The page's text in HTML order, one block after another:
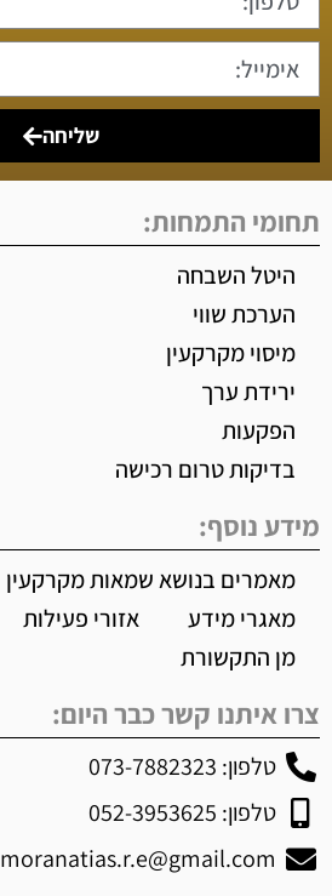
שליחה
תחומי התמחות:
היטל השבחה
הערכת שווי
מיסוי מקרקעין
ירידת ערך
הפקעות
בדיקות טרום רכישה
מידע נוסף:
מאמרים בנושא שמאות מקרקעין
מאגרי מידע
אזורי פעילות
מן התקשורת
צרו איתנו קשר כבר היום:
טלפון: 073-7882323
טלפון: 052-3953625
moranatias.r.e@gmail.com